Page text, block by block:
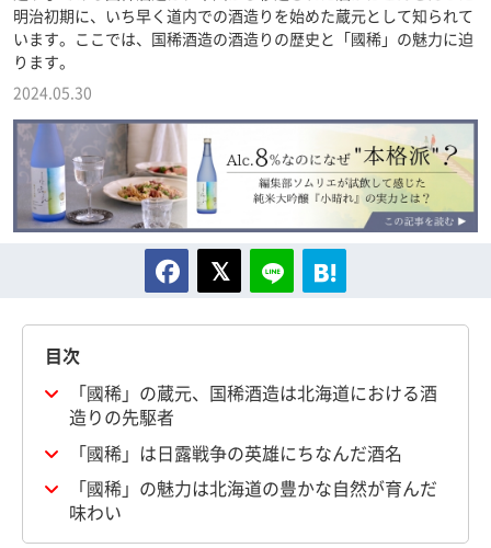
明治初期に、いち早く道内での酒造りを始めた蔵元として知られて
います。ここでは、国稀酒造の酒造りの歴史と「國稀」の魅力に迫
ります。
2024.05.30
目次
「國稀」の蔵元、国稀酒造は北海道における酒
造りの先駆者
「國稀」は日露戦争の英雄にちなんだ酒名
「國稀」の魅力は北海道の豊かな自然が育んだ
味わい